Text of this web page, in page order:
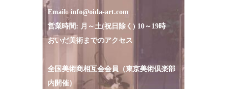
Email: info@oida-art.com
営業時間: 月～土(祝日除く) 10～19時
おいだ美術までのアクセス
全国美術商相互会会員（東京美術倶楽部
内開催）